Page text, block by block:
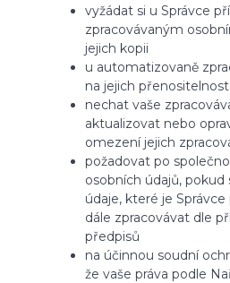
vyžádat si u Správce
zpracovávaným
jejich kopii
u automatizovaně
na jejich přenositelnost
nechat vaše
aktualizovat nebo
omezení jejich
požadovat po
osobních údajů,
údaje, které je
dále zpracovávat dle
předpisů
na účinnou soudní
že vaše práva podle